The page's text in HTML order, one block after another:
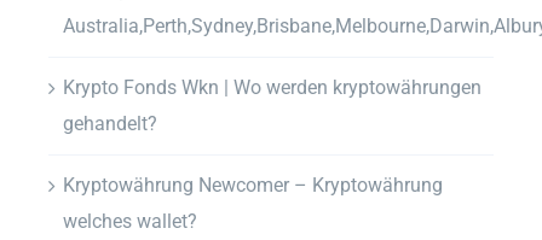
Krypto Fonds Wkn | Wo werden kryptowährungen
gehandelt?
Kryptowährung Newcomer – Kryptowährung
welches wallet?